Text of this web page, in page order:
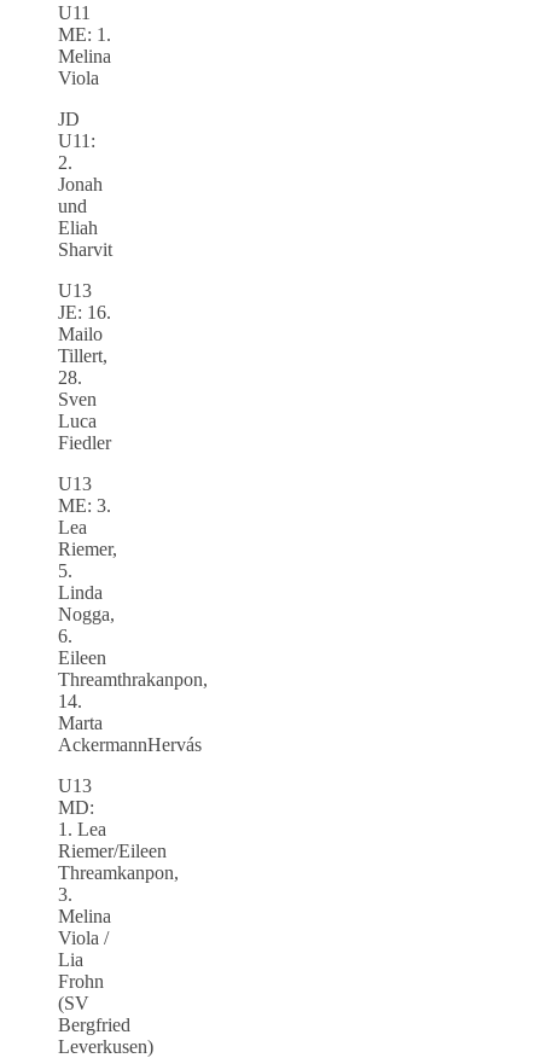
U11
ME: 1.
Melina
Viola
JD
U11:
2.
Jonah
und
Eliah
Sharvit
U13
JE: 16.
Mailo
Tillert,
28.
Sven
Luca
Fiedler
U13
ME: 3.
Lea
Riemer,
5.
Linda
Nogga,
6.
Eileen
Threamthrakanpon,
14.
Marta
AckermannHervás
U13
MD:
1. Lea
Riemer/Eileen
Threamkanpon,
3.
Melina
Viola /
Lia
Frohn
(SV
Bergfried
Leverkusen)